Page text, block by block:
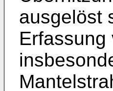
ausgelöst
Erfassung